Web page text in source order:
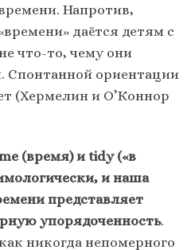
Напротив,
даётся детям с
что-то, чему они
Спонтанной ориентации
(Хермелин и О’Коннор
(время) и tidy («в
и наша
представляет
упорядоченность.
никогда непомерного